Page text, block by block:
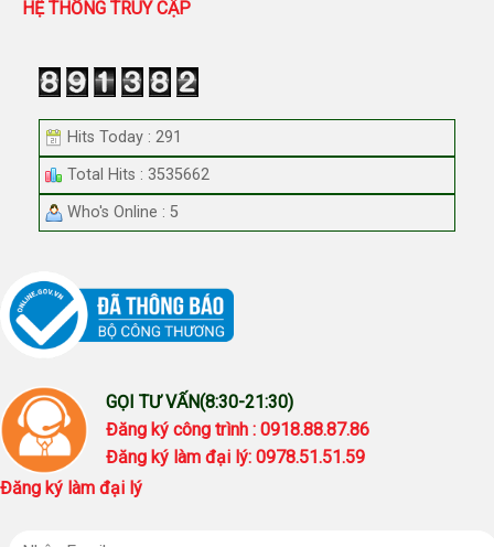
HỆ THỐNG TRUY CẬP
Hits Today : 291
Total Hits : 3535662
Who's Online : 5
GỌI TƯ VẤN(8:30-21:30)
Đăng ký công trình : 0918.88.87.86
Đăng ký làm đại lý: 0978.51.51.59
Đăng ký làm đại lý